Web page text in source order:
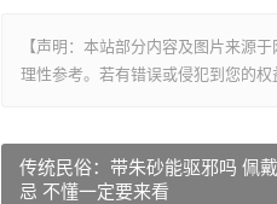
【声明：本站部分内容及图片来源
理性参考。若有错误或侵犯到您的权
传统民俗：带朱砂能驱邪吗 佩
忌 不懂一定要来看